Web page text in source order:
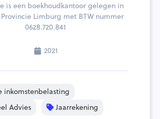
is een boekhoudkantoor gelegen in
Limburg met BTW nummer
0628.720.841
2021
inkomstenbelasting
Advies
Jaarrekening